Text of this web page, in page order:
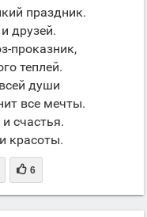
праздник.
друзей.
проказник,
теплей.
души
все мечты.
счастья.
красоты.
 6